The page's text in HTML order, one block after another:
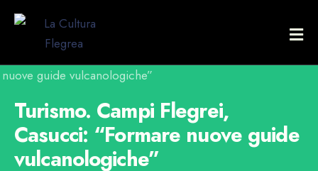
Turismo. Campi Flegrei,
Casucci: “Formare nuove guide
vulcanologiche”